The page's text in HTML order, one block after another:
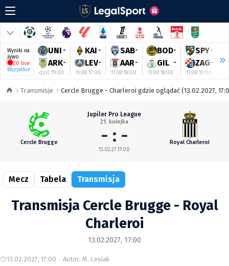
Wyniki na
żywo
20 live
Wszystkie
UNI -
ARK-
dziś 19:00
KAI -
LEV-
11.08 17:00
SAB-
AAR-
11.08 18:00
BOD-
GIL -
11.08 18:00
SPY-
ZAG-
11.08 19:00
Transmisje Cercle Brugge - Charleroi gdzie oglądać (13.02.2027,
Cercle Brugge
Jupiler Pro League
21. kolejka
- : -
13.02.27 17:00
Royal Charleroi
Mecz Tabela Transmisja
Transmisja Cercle Brugge - Royal
Charleroi
13.02.2027, 17:00
13.02.2027, 17:00 Autor: M. Lesiak